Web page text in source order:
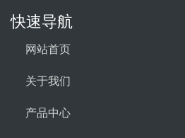
快速导航
网站首页
关于我们
产品中心